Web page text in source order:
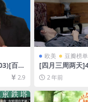
百度
清未
/下
幕]
2.9
欧美 豆瓣榜单
[四月三周两天
ămâni și 2
网盘+夸克网盘
删减资源][网盘
载][MP4/
2 年前